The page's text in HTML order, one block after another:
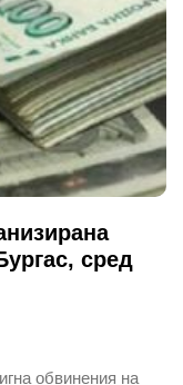
сред
обвинения на